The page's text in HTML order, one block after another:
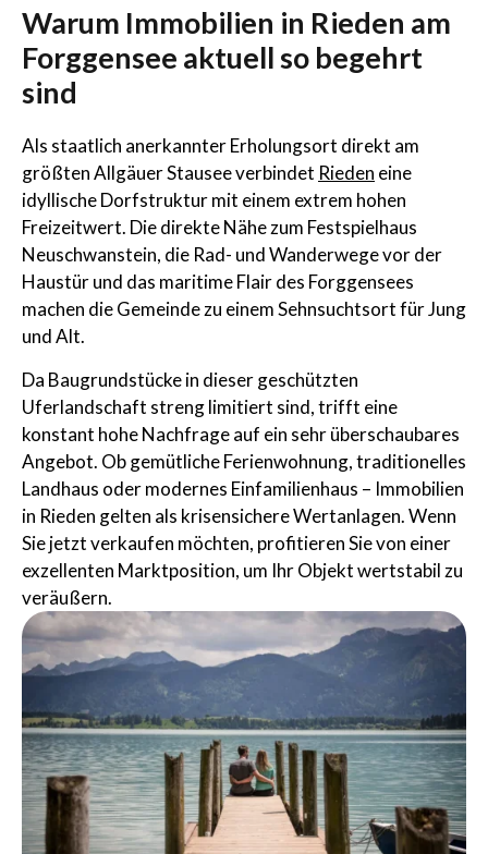
Warum Immobilien in Rieden am
Forggensee aktuell so begehrt
sind
Als staatlich anerkannter Erholungsort direkt am
größten Allgäuer Stausee verbindet Rieden eine
idyllische Dorfstruktur mit einem extrem hohen
Freizeitwert. Die direkte Nähe zum Festspielhaus
Neuschwanstein, die Rad- und Wanderwege vor der
Haustür und das maritime Flair des Forggensees
machen die Gemeinde zu einem Sehnsuchtsort für Jung
und Alt.
Da Baugrundstücke in dieser geschützten
Uferlandschaft streng limitiert sind, trifft eine
konstant hohe Nachfrage auf ein sehr überschaubares
Angebot. Ob gemütliche Ferienwohnung, traditionelles
Landhaus oder modernes Einfamilienhaus – Immobilien
in Rieden gelten als krisensichere Wertanlagen. Wenn
Sie jetzt verkaufen möchten, profitieren Sie von einer
exzellenten Marktposition, um Ihr Objekt wertstabil zu
veräußern.